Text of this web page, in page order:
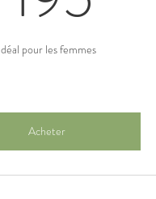
pour les femmes
Acheter